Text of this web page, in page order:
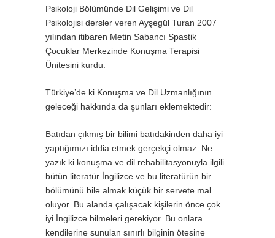
Psikoloji Bölümünde Dil Gelişimi ve Dil
Psikolojisi dersler veren Ayşegül Turan 2007
yılından itibaren Metin Sabancı Spastik
Çocuklar Merkezinde Konuşma Terapisi
Ünitesini kurdu.
Türkiye’de ki Konuşma ve Dil Uzmanlığının
geleceği hakkında da şunları eklemektedir:
Batıdan çıkmış bir bilimi batıdakinden daha iyi
yaptığımızı iddia etmek gerçekçi olmaz. Ne
yazık ki konuşma ve dil rehabilitasyonuyla ilgili
bütün literatür İngilizce ve bu literatürün bir
bölümünü bile almak küçük bir servete mal
oluyor. Bu alanda çalışacak kişilerin önce çok
iyi İngilizce bilmeleri gerekiyor. Bu onlara
kendilerine sunulan sınırlı bilginin ötesine